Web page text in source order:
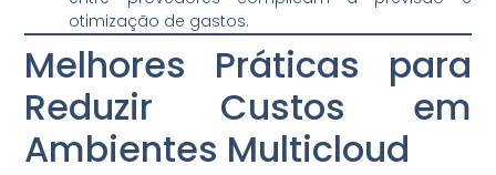
otimização de gastos.
Melhores Práticas para
Reduzir Custos em
Ambientes Multicloud